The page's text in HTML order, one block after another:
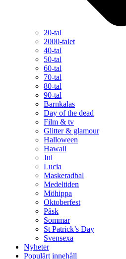
20-tal
2000-talet
40-tal
50-tal
60-tal
70-tal
80-tal
90-tal
Barnkalas
Day of the dead
Film & tv
Glitter & glamour
Halloween
Hawaii
Jul
Lucia
Maskeradbal
Medeltiden
Möhippa
Oktoberfest
Påsk
Sommar
St Patrick’s Day
Svensexa
Nyheter
Populärt innehåll